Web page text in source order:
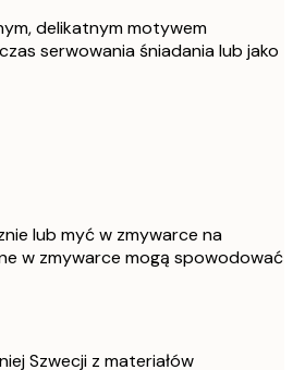
delikatnym motywem
serwowania śniadania lub jako
lub myć w zmywarce na
w zmywarce mogą spowodować
Szwecji z materiałów